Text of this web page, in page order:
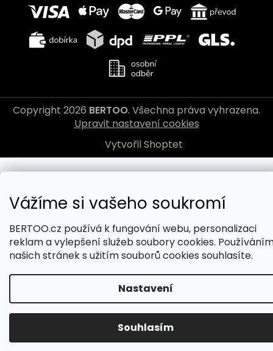
Vážíme si vašeho soukromí
BERTOO.cz používá k fungování webu, personalizaci
reklam a vylepšení služeb soubory cookies.
našich stránek s užitím souborů cookies souhlasíte.
Nastavení
Souhlasím
Vytvořil Shoptet
Copyright 2026 BERTOO. Všechna práva vyhrazena.
Upravit nastavení cookies